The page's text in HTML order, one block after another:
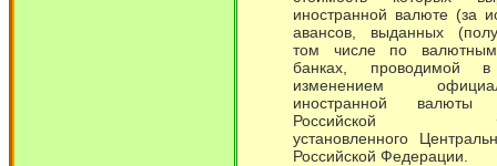
иностранной валюте (за
авансов, выданных
том числе по
банках, проводимой
изменением
иностранной
Российской
установленного
Российской Федерации.